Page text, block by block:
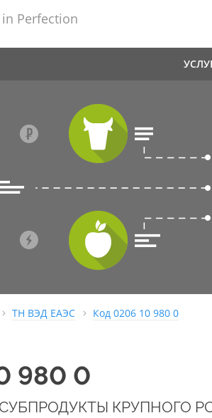
Perfection
ТН ВЭД ЕАЭС Код 0206 10 980 0
980 0
КРУПНОГО